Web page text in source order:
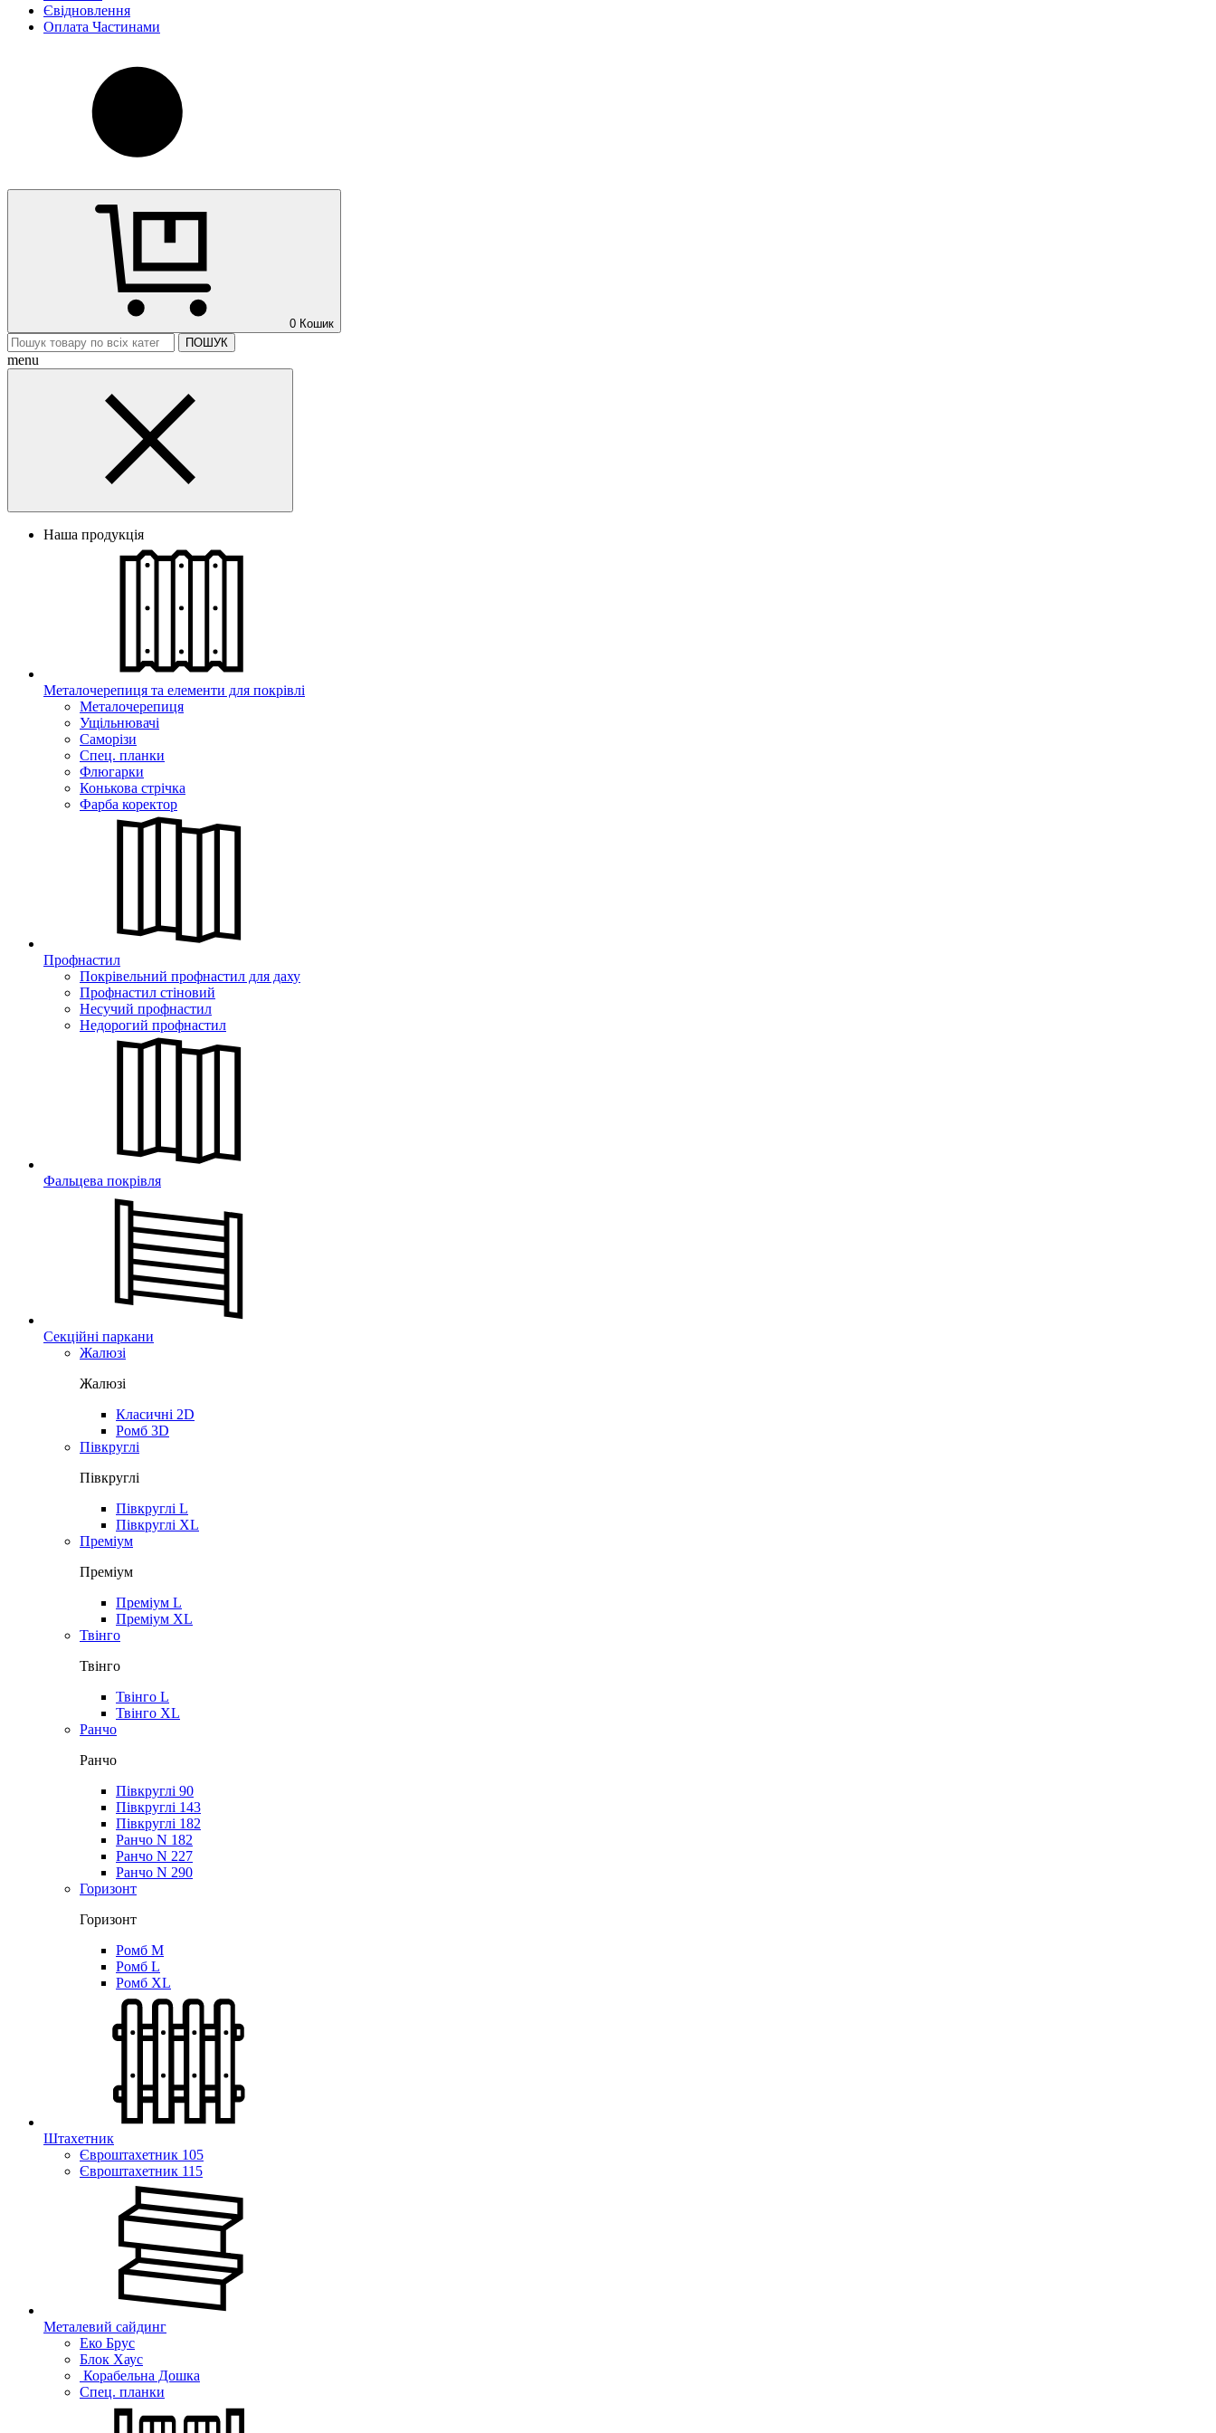
Євідновлення
Оплата Частинами
0 Кошик
ПОШУК
menu
Наша продукція
Металочерепиця та елементи для покрівлі
Металочерепиця
Ущільнювачі
Саморізи
Спец. планки
Флюгарки
Конькова стрічка
Фарба коректор
Профнастил
Покрівельний профнастил для даху
Профнастил стіновий
Несучий профнастил
Недорогий профнастил
Фальцева покрівля
Секційні паркани
Жалюзі
Жалюзі
Класичні 2D
Ромб 3D
Півкруглі
Півкруглі
Півкруглі L
Півкруглі XL
Преміум
Преміум
Преміум L
Преміум XL
Твінго
Твінго
Твінго L
Твінго XL
Ранчо
Ранчо
Півкруглі 90
Півкруглі 143
Півкруглі 182
Ранчо N 182
Ранчо N 227
Ранчо N 290
Горизонт
Горизонт
Ромб M
Ромб L
Ромб XL
Штахетник
Євроштахетник 105
Євроштахетник 115
Металевий сайдинг
Еко Брус
Блок Хаус
Корабельна Дошка
Спец. планки